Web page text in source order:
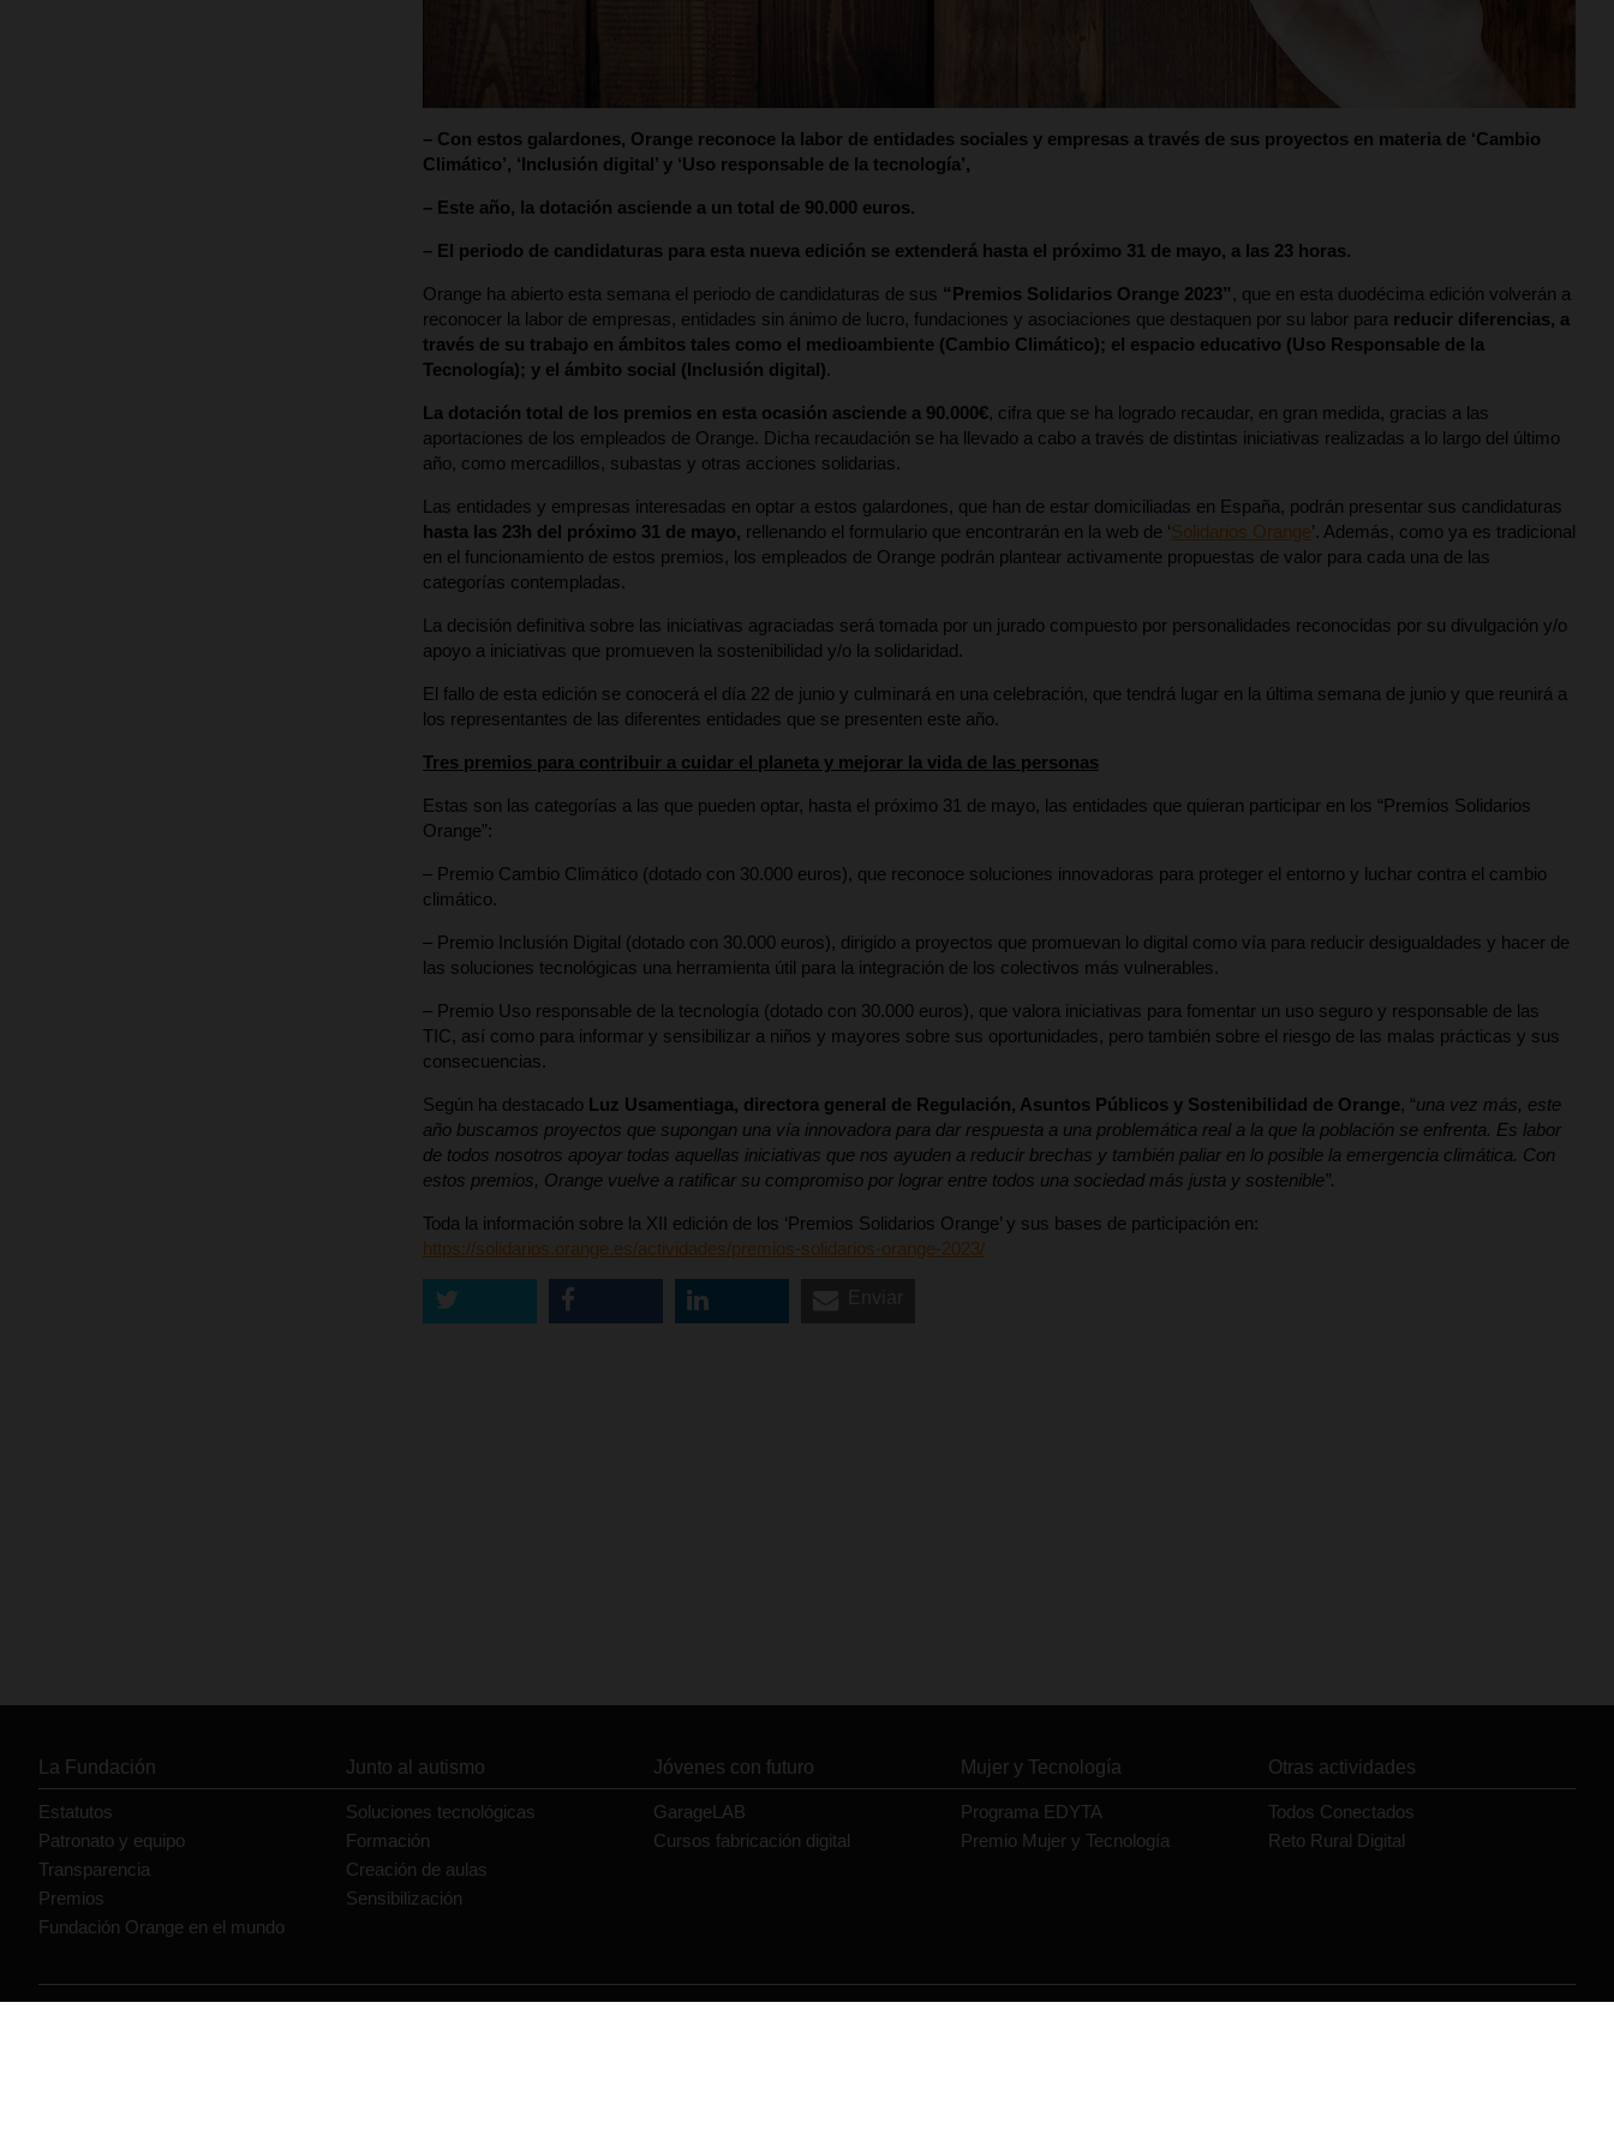
– Con estos galardones, Orange reconoce la labor de entidades sociales y empresas a través de sus proyectos en materia de ‘Cambio
Climático’, ‘Inclusión digital’ y ‘Uso responsable de la tecnología’,
– Este año, la dotación asciende a un total de 90.000 euros.
– El periodo de candidaturas para esta nueva edición se extenderá hasta el próximo 31 de mayo, a las 23 horas.
Orange ha abierto esta semana el periodo de candidaturas de sus “Premios Solidarios Orange 2023” , que en esta duodécima edición volverán a
reconocer la labor de empresas, entidades sin ánimo de lucro, fundaciones y asociaciones que destaquen por su labor para reducir diferencias, a
través de su trabajo en ámbitos tales como el medioambiente (Cambio Climático); el espacio educativo (Uso Responsable de la
Tecnología); y el ámbito social (Inclusión digital).
La dotación total de los premios en esta ocasión asciende a 90.000€, cifra que se ha logrado recaudar, en gran medida, gracias a las
aportaciones de los empleados de Orange. Dicha recaudación se ha llevado a cabo a través de distintas iniciativas realizadas a lo largo del último
año, como mercadillos, subastas y otras acciones solidarias.
Las entidades y empresas interesadas en optar a estos galardones, que han de estar domiciliadas en España, podrán presentar sus candidaturas
hasta las 23h del próximo 31 de mayo, rellenando el formulario que encontrarán en la web de ‘Solidarios Orange’. Además, como ya es tradicional
en el funcionamiento de estos premios, los empleados de Orange podrán plantear activamente propuestas de valor para cada una de las
categorías contempladas.
La decisión definitiva sobre las iniciativas agraciadas será tomada por un jurado compuesto por personalidades reconocidas por su divulgación y/o
apoyo a iniciativas que promueven la sostenibilidad y/o la solidaridad.
El fallo de esta edición se conocerá el día 22 de junio y culminará en una celebración, que tendrá lugar en la última semana de junio y que reunirá a
los representantes de las diferentes entidades que se presenten este año.
Tres premios para contribuir a cuidar el planeta y mejorar la vida de las personas
Estas son las categorías a las que pueden optar, hasta el próximo 31 de mayo, las entidades que quieran participar en los “Premios Solidarios
Orange”:
– Premio Cambio Climático (dotado con 30.000 euros), que reconoce soluciones innovadoras para proteger el entorno y luchar contra el cambio
climático.
– Premio Inclusión Digital (dotado con 30.000 euros), dirigido a proyectos que promuevan lo digital como vía para reducir desigualdades y hacer de
las soluciones tecnológicas una herramienta útil para la integración de los colectivos más vulnerables.
– Premio Uso responsable de la tecnología (dotado con 30.000 euros), que valora iniciativas para fomentar un uso seguro y responsable de las
TIC, así como para informar y sensibilizar a niños y mayores sobre sus oportunidades, pero también sobre el riesgo de las malas prácticas y sus
consecuencias.
Según ha destacado Luz Usamentiaga, directora general de Regulación, Asuntos Públicos y Sostenibilidad de Orange, “una vez más, este
año buscamos proyectos que supongan una vía innovadora para dar respuesta a una problemática real a la que la población se enfrenta. Es labor
de todos nosotros apoyar todas aquellas iniciativas que nos ayuden a reducir brechas y también paliar en lo posible la emergencia climática. Con
estos premios, Orange vuelve a ratificar su compromiso por lograr entre todos una sociedad más justa y sostenible”.
Toda la información sobre la XII edición de los ‘Premios Solidarios Orange’ y sus bases de participación en:
https://solidarios.orange.es/actividades/premios-solidarios-orange-2023/
La Fundación
Estatutos
Patronato y equipo
Transparencia
Premios
Fundación Orange en el mundo
Junto al autismo
Soluciones tecnológicas
Formación
Creación de aulas
Sensibilización
Jóvenes con futuro
GarageLAB
Cursos fabricación digital
Mujer y Tecnología
Programa EDYTA
Premio Mujer y Tecnología
Otras actividades
Todos Conectados
Reto Rural Digital